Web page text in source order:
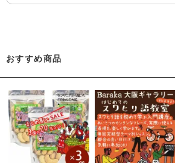
7/21：夏休み開催決定！【アフリカンワー
ャラリー】
「ティンガティンガ・うちわ作り」 「ティ
う」
7/21：リバーシブルB4トートバッグ新入荷！
おすすめ商品